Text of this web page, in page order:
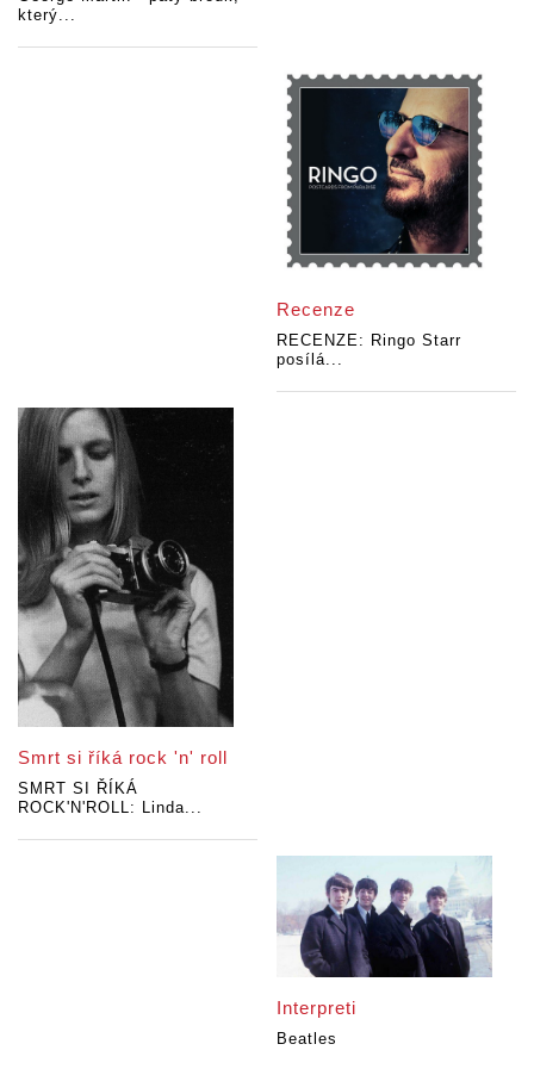
který...
Recenze
RECENZE: Ringo Starr
posílá...
Smrt si říká rock 'n' roll
SMRT SI ŘÍKÁ
ROCK'N'ROLL: Linda...
Interpreti
Beatles